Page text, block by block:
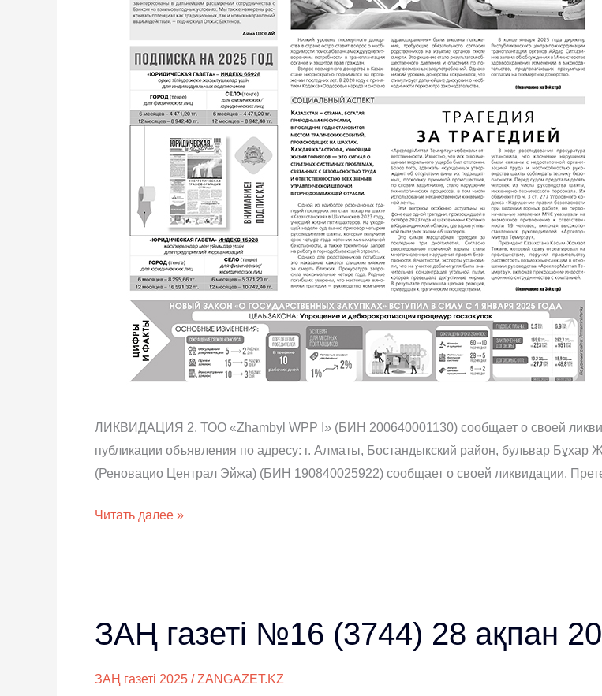
ЛИКВИДАЦИЯ 2. ТОО «Zhambyl WPP I» (БИН 200640001130) сообщает о своей
публикации объявления по адресу: г. Алматы, Бостандыкский район, бульвар
(Реновацио Централ Эйжа) (БИН 190840025922) сообщает о своей ликвидации.
Читать далее »
ЗАҢ газеті №16 (3744) 28 ақпан
ЗАҢ газеті 2025 /ZANGAZET.KZ
ЗАҢ
газеті